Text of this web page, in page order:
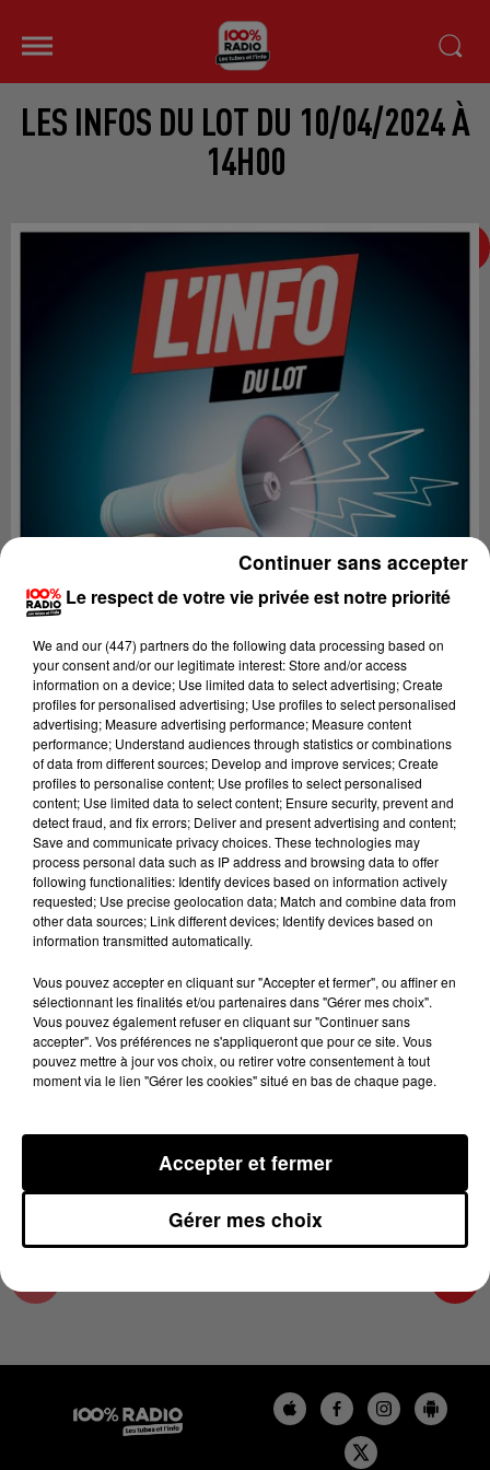
LES INFOS DU LOT DU 10/04/2024 À
14H00
Lecture (2 min 27 sec)
100%
100% Radio les infos du Lot
10 avril 2024 - 2 min 27 sec
LES INFOS DU LOT DU 10/04/2024 À 14H00
10/04/2024
Le respect de votre vie privée est notre priorité
We and our (447) partnersdo the following data processing based on
your consent and/or our legitimate interest: Store and/or access
information on a device; Use limited data to select advertising; Create
profiles for personalised advertising; Use profiles to select personalised
advertising; Measure advertising performance; Measure content
performance; Understand audiences through statistics or combinations
of data from different sources; Develop and improve services; Create
profiles to personalise content; Use profiles to select personalised
content; Use limited data to select content; Ensure security, prevent and
detect fraud, and fix errors; Deliver and present advertising and content;
Save and communicate privacy choices. These technologies may
process personal data such as IP address and browsing data to offer
following functionalities: Identify devices based on information actively
requested; Use precise geolocation data; Match and combine data from
other data sources; Link different devices; Identify devices based on
information transmitted automatically.
Vous pouvez accepter en cliquant sur "Accepter et fermer", ou affiner en
sélectionnant les finalités et/ou partenaires dans "Gérer mes choix".
Vous pouvez également refuser en cliquant sur "Continuer sans
accepter". Vos préférences ne s'appliqueront que pour ce site. Vous
pouvez mettre à jour vos choix, ou retirer votre consentement à tout
moment via le lien "Gérer les cookies" situé en bas de chaque page.
Gérer mes choix
Accepter et fermer
Continuer sans accepter